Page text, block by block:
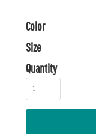
Color
Size
Quantity